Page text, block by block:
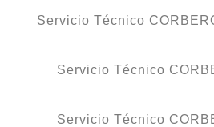
Servicio Técnico
Servicio Técnico
Servicio Técnico